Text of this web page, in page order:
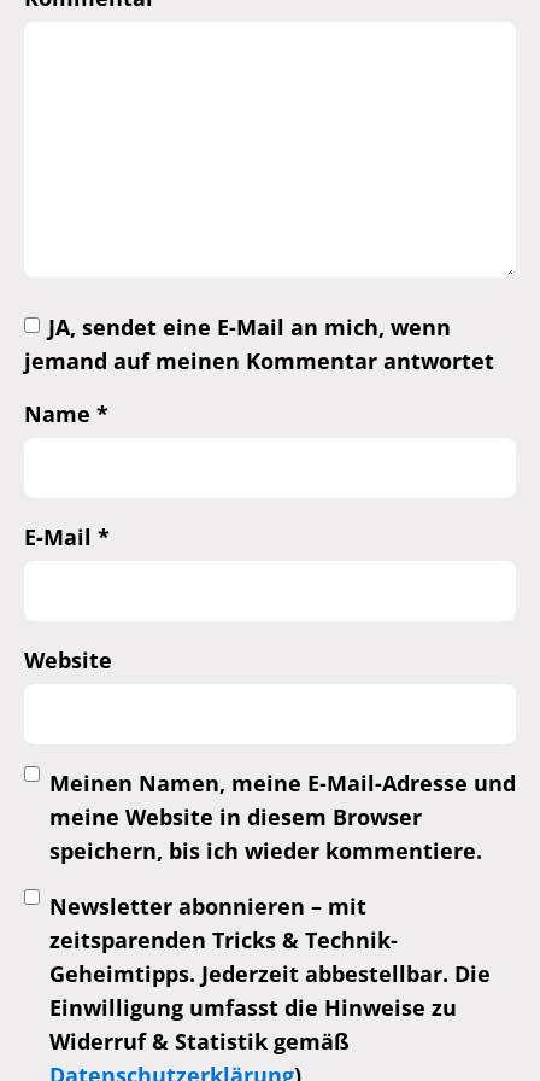
JA, sendet eine E-Mail an mich, wenn
jemand auf meinen Kommentar antwortet
Name *
E-Mail *
Website
Meinen Namen, meine E-Mail-Adresse und
meine Website in diesem Browser
speichern, bis ich wieder kommentiere.
Newsletter abonnieren – mit
zeitsparenden Tricks & Technik-
Geheimtipps. Jederzeit abbestellbar. Die
Einwilligung umfasst die Hinweise zu
Widerruf & Statistik gemäß